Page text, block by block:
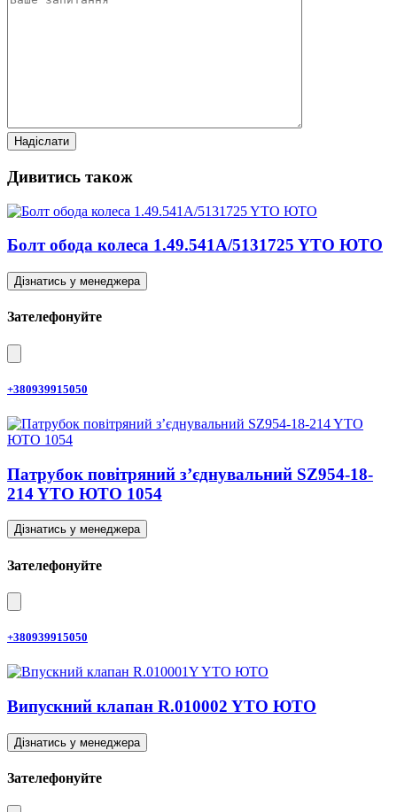
Дивитись також
Болт обода колеса 1.49.541A/5131725 YTO ЮТО
Дізнатись у менеджера
Зателефонуйте
+380939915050
Патрубок повітряний з’єднувальний SZ954-18-
214 YTO ЮТО 1054
Дізнатись у менеджера
Зателефонуйте
+380939915050
Випускний клапан R.010002 YTO ЮТО
Дізнатись у менеджера
Зателефонуйте